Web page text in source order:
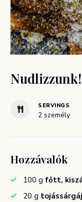
Nudlizzunk!
SERVINGS
2 személy
Hozzávalók
100 g főtt,
20 g